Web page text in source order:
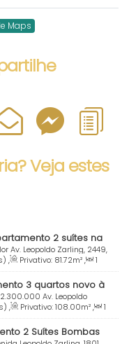
Maps
Veja estes
2 suítes na
SC
Av. Leopoldo Zarling, 2449,
Catarina, Brasil
, Privativo: 81.72m²,
1
.00m², 2Vaga(s),
Útil:
3 quartos novo à
SC
2.300.000 Av. Leopoldo
Bombinhas, Santa Catarina,
, Privativo:108.00m²,
1
.00m² , 2 Vaga(s) ,
Útil:
2 Suítes Bombas